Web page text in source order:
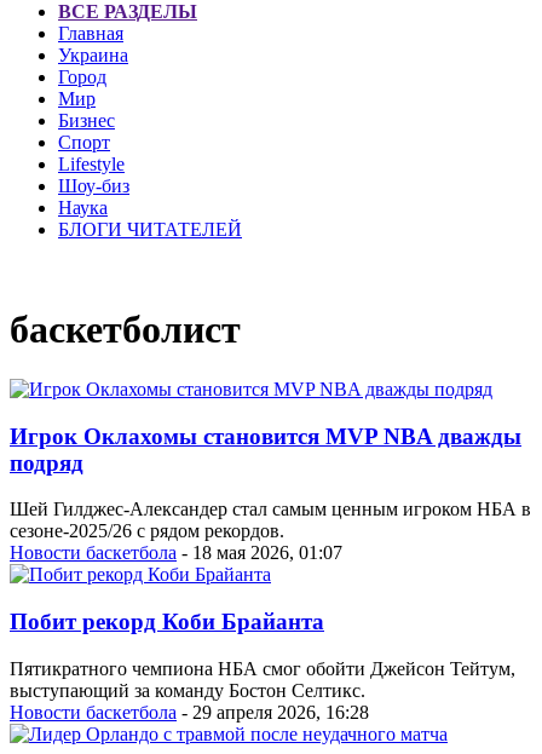
ВСЕ РАЗДЕЛЫ
Главная
Украина
Город
Мир
Бизнес
Спорт
Lifestyle
Шоу-биз
Наука
БЛОГИ ЧИТАТЕЛЕЙ
баскетболист
Игрок Оклахомы становится MVP NBA дважды
подряд
Шей Гилджес-Александер стал самым ценным игроком НБА в
сезоне-2025/26 с рядом рекордов.
Новости баскетбола - 18 мая 2026, 01:07
Побит рекорд Коби Брайанта
Пятикратного чемпиона НБА смог обойти Джейсон Тейтум,
выступающий за команду Бостон Селтикс.
Новости баскетбола - 29 апреля 2026, 16:28